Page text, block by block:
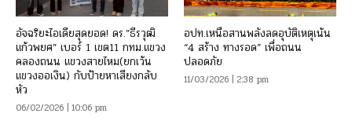
อัจฉริยะไอเดียสุดยอด! ดร.”ธีรวุฒิ
แก้วพยศ” เบอร์ 1 เขต11 กทม.แขวง
คลองถนน แขวงสายไหม(ยกเว้น
แขวงออเงิน) กับป้ายหาเสียงกลับ
หัว
06/02/2026 | 10:06 pm
อปท.เหนือสานพลังลดอุบัติเหตุเน้น
“4 สร้าง ทางรอด” เพื่อถนน
ปลอดภัย
11/03/2026 | 2:38 pm